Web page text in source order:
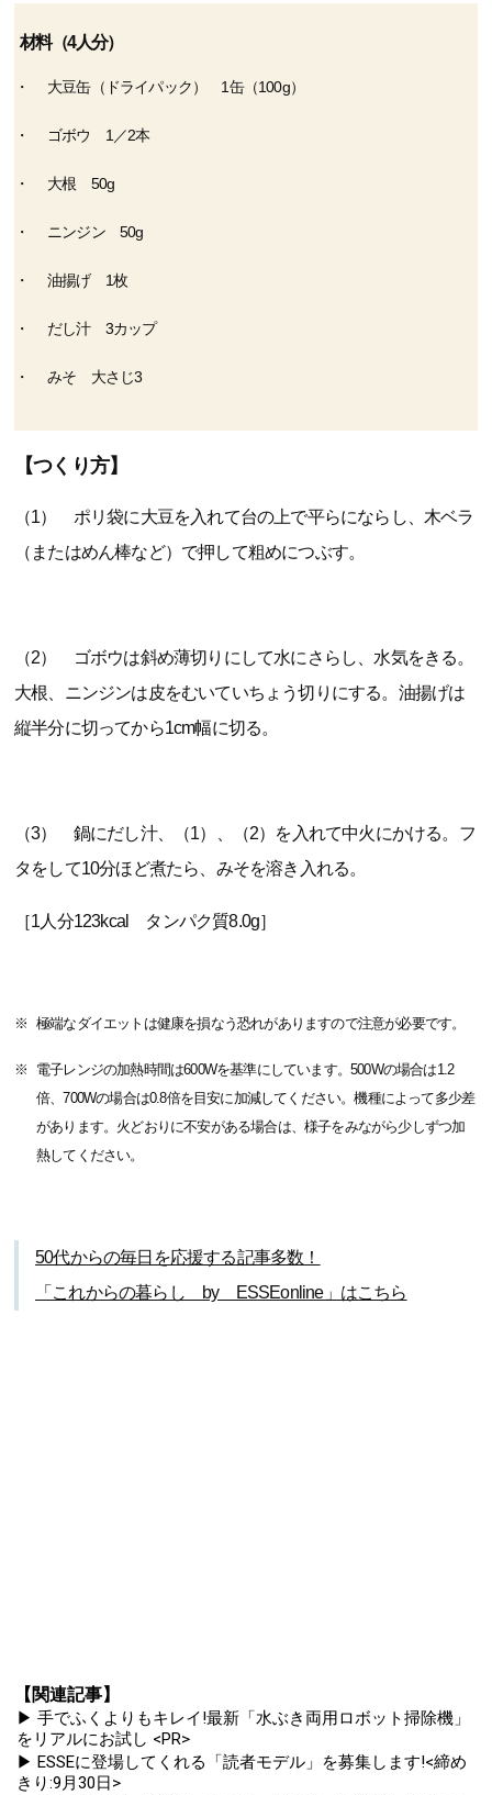
材料（4人分）
大豆缶（ドライパック） 1缶（100g）
ゴボウ 1／2本
大根 50g
ニンジン 50g
油揚げ 1枚
だし汁 3カップ
みそ 大さじ3
【つくり方】
（1） ポリ袋に大豆を入れて台の上で平らにならし、木ベラ
（またはめん棒など）で押して粗めにつぶす。
（2） ゴボウは斜め薄切りにして水にさらし、水気をきる。
大根、ニンジンは皮をむいていちょう切りにする。油揚げは
縦半分に切ってから1cm幅に切る。
（3） 鍋にだし汁、（1）、（2）を入れて中火にかける。フ
タをして10分ほど煮たら、みそを溶き入れる。
［1人分123kcal タンパク質8.0g］
極端なダイエットは健康を損なう恐れがありますので注意が必要です。
電子レンジの加熱時間は600Wを基準にしています。500Wの場合は1.2
倍、700Wの場合は0.8倍を目安に加減してください。機種によって多少差
があります。火どおりに不安がある場合は、様子をみながら少しずつ加
熱してください。
50代からの毎日を応援する記事多数！
「これからの暮らし by ESSEonline」はこちら
【関連記事】
▶ 手でふくよりもキレイ!最新「水ぶき両用ロボット掃除機」
をリアルにお試し <PR>
▶ ESSEに登場してくれる「読者モデル」を募集します!<締め
きり:9月30日>